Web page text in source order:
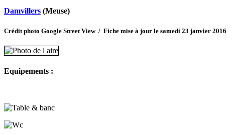
Damvillers (Meuse)
Crédit photo Google Street View / Fiche mise à jour le samedi 23 janvier 2016
Equipements :